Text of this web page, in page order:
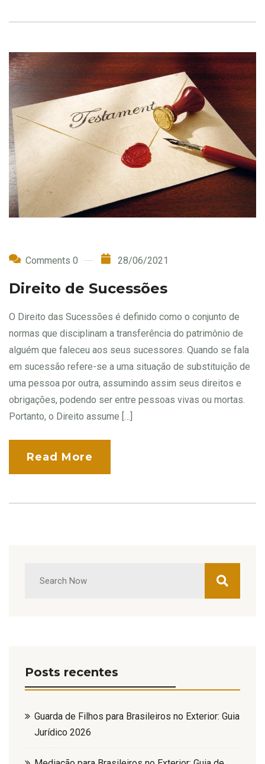
Comments 0 28/06/2021
Direito de Sucessões
O Direito das Sucessões é definido como o conjunto de
normas que disciplinam a transferência do patrimônio de
alguém que faleceu aos seus sucessores. Quando se fala
em sucessão refere-se a uma situação de substituição de
uma pessoa por outra, assumindo assim seus direitos e
obrigações, podendo ser entre pessoas vivas ou mortas.
Portanto, o Direito assume […]
Read More
Posts recentes
Guarda de Filhos para Brasileiros no Exterior: Guia
Jurídico 2026